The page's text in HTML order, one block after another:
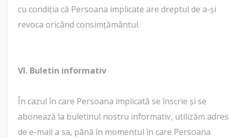
cu condiția că Persoana implicate are dreptul de a-și
revoca oricând consimțământul.
VI. Buletin informativ
În cazul în care Persoana implicată se înscrie și se
abonează la buletinul nostru informativ, utilizăm
de e-mail a sa, până în momentul în care Persoana